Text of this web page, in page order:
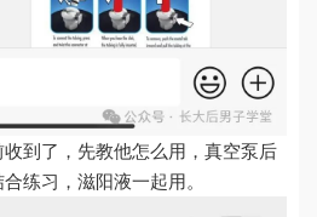
到了，先教他怎么用，真空泵后
练习，滋阳液一起用。​